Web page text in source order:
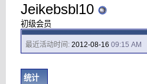
Jeikebsbl10
初级会员
最近活动时间: 2012-08-16 09:15 AM
统计